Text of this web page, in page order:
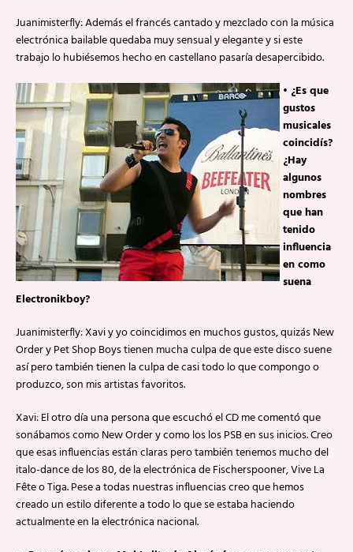
Juanimisterfly: Además el francés cantado y mezclado con la música
electrónica bailable quedaba muy sensual y elegante y si este
trabajo lo hubiésemos hecho en castellano pasaría desapercibido.
• ¿Es que
gustos
musicales
coincidís?
¿Hay
algunos
nombres
que han
tenido
influencia
en como
suena
Electronikboy?
Juanimisterfly: Xavi y yo coincidimos en muchos gustos, quizás New
Order y Pet Shop Boys tienen mucha culpa de que este disco suene
así pero también tienen la culpa de casi todo lo que compongo o
produzco, son mis artistas favoritos.
Xavi: El otro día una persona que escuchó el CD me comentó que
sonábamos como New Order y como los los PSB en sus inicios. Creo
que esas influencias están claras pero también tenemos mucho del
italo-dance de los 80, de la electrónica de Fischerspooner, Vive La
Fête o Tiga. Pese a todas nuestras influencias creo que hemos
creado un estilo diferente a todo lo que se estaba haciendo
actualmente en la electrónica nacional.